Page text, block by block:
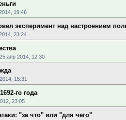
19:46
эксперимент над настроением
23:24
25 апр 2014, 12:30
15:31
го года
23:05
"за что" или "для чего"